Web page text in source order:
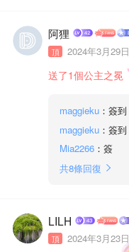
阿狸
頂 2024年3月29日
送了1個公主之冕
maggieku：簽到
maggieku：簽到
Mia2266：簽
共8條回復
LILH
頂 2024年3月23日